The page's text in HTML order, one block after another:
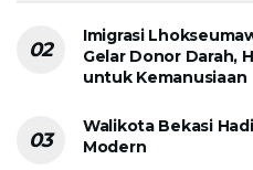
Imigrasi
Gelar Donor Darah,
untuk Kemanusiaan
Walikota Bekasi
Modern